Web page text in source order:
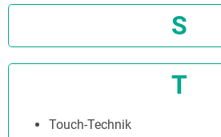
S
T
Touch-Technik